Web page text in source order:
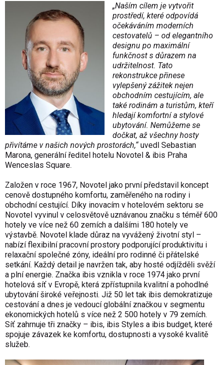
„Naším cílem je vytvořit
prostředí, které odpovídá
očekáváním moderních
cestovatelů – od elegantního
designu po maximální
funkčnost s důrazem na
udržitelnost. Tato
rekonstrukce přinese
vylepšený zážitek nejen
obchodním cestujícím, ale
také rodinám a turistům, kteří
hledají komfortní a stylové
ubytování. Nemůžeme se
dočkat, až všechny hosty
přivítáme v našich nových prostorách,“uvedl Sebastian
Marona, generální ředitel hotelu Novotel & ibis Praha
Wenceslas Square.
Založen v roce 1967, Novotel jako první představil koncept
cenově dostupného komfortu, zaměřeného na rodiny i
obchodní cestující. Díky inovacím v hotelovém sektoru se
Novotel vyvinul v celosvětově uznávanou značku s téměř 600
hotely ve více než 60 zemích a dalšími 180 hotely ve
výstavbě. Novotel klade důraz na vyvážený životní styl –
nabízí flexibilní pracovní prostory podporující produktivitu i
relaxační společné zóny, ideální pro rodinné či přátelské
setkání. Každý detail je navržen tak, aby hosté odjížděli svěží
a plní energie. Značka ibis vznikla v roce 1974 jako první
hotelová síť v Evropě, která zpřístupnila kvalitní a pohodlné
ubytování široké veřejnosti. Již 50 let tak ibis demokratizuje
cestování a dnes je vedoucí globální značkou v segmentu
ekonomických hotelů s více než 2 500 hotely v 79 zemích.
Síť zahrnuje tři značky – ibis, ibis Styles a ibis budget, které
spojuje závazek ke komfortu, dostupnosti a vysoké kvalitě
služeb.